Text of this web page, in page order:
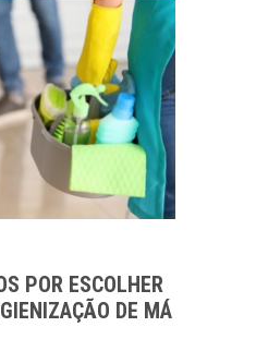
POR ESCOLHER
DE MÁ